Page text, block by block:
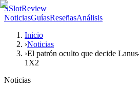
SSlotReview
NoticiasGuíasReseñasAnálisis
Inicio
›Noticias
›El patrón oculto que decide
1X2
Noticias